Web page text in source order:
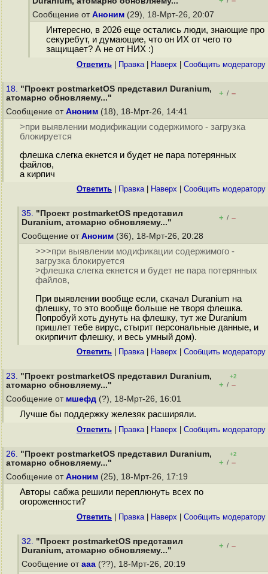
Сообщение от Аноним (29), 18-Мрт-26, 20:07
Интересно, в 2026 еще остались люди, знающие про
секуребут, и думающие, что он ИХ от чего то
защищает? А не от НИХ :)
Ответить Правка| Наверх Cообщить модератору
18. "Проект postmarketOS представил Duranium,
атомарно обновляему..."
+ / –
Сообщение от Аноним (18), 18-Мрт-26, 14:41
>при выявлении модификации содержимого - загрузка
блокируется
флешка слегка екнется и будет не пара потерянных
файлов,
а кирпич
Ответить Правка| Наверх Cообщить модератору
35. "Проект postmarketOS представил
Duranium, атомарно обновляему..."
+ / –
Сообщение от Аноним (36), 18-Мрт-26, 20:28
>>>при выявлении модификации содержимого -
загрузка блокируется
>флешка слегка екнется и будет не пара потерянных
файлов,
При выявлении вообще если, скачал Duranium на
флешку, то это вообще больше не творя флешка.
Попробуй хоть дунуть на флешку, тут же Duranium
пришлет тебе вирус, стырит персональные данные, и
окирпичит флешку, и весь умный дом).
Ответить Правка| Наверх Cообщить модератору
23. "Проект postmarketOS представил Duranium,
атомарно обновляему..."
+2
+ / –
Сообщение от мшефд (?), 18-Мрт-26, 16:01
Лучше бы поддержку железяк расширяли.
Ответить Правка| Наверх Cообщить модератору
26. "Проект postmarketOS представил Duranium,
атомарно обновляему..."
+2
+ / –
Сообщение от Аноним (25), 18-Мрт-26, 17:19
Авторы сабжа решили переплюнуть всех по
огороженности?
Ответить Правка| Наверх Cообщить модератору
32. "Проект postmarketOS представил
Duranium, атомарно обновляему..."
+ / –
Сообщение от aaa (??), 18-Мрт-26, 20:19